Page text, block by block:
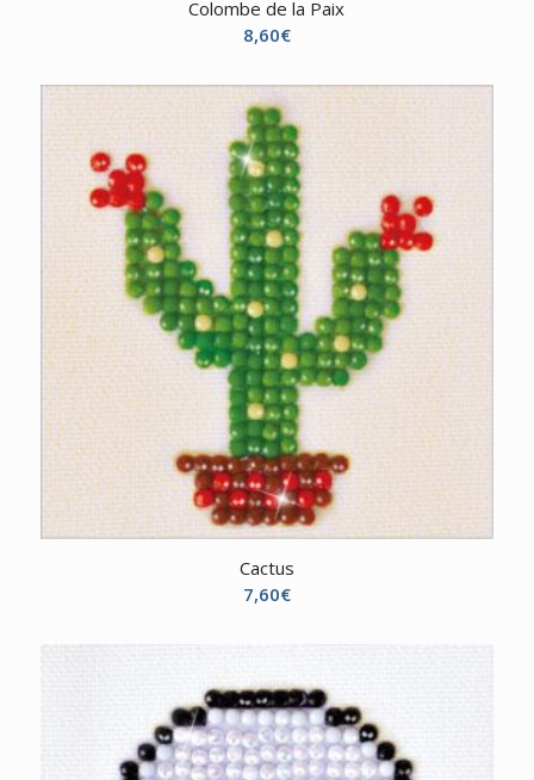
Colombe de la Paix
8,60€
Cactus
7,60€